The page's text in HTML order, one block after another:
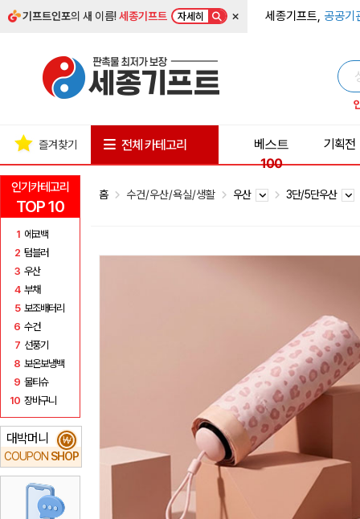
기프트인포의 새 이름!세종기프트 자세히 × 세종기프트, 공공기
인기카테고리
TOP 10
1 에코백
2 텀블러
3 우산
4 부채
5 보조배터리
6 수건
7 선풍기
8 보온보냉백
9 물티슈
10 장바구니
대박머니
COUPON SHOP
₩
즐겨찾기 전체 카테고리
베스트
100
기획전
홈 수건/우산/욕실/생활 우산 3단/5단우산